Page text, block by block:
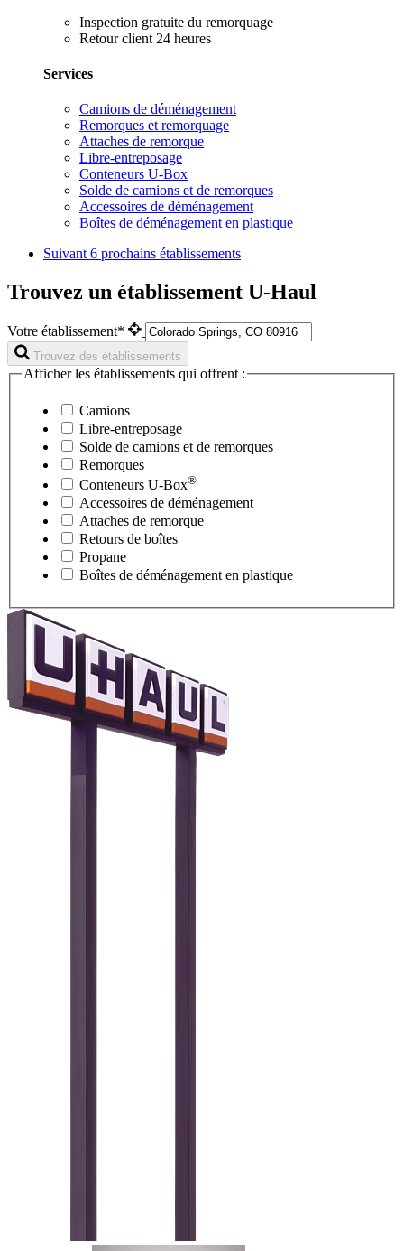
Inspection gratuite du remorquage
Retour client 24 heures
Services
Camions de déménagement
Remorques et remorquage
Attaches de remorque
Libre-entreposage
Conteneurs U-Box
Solde de camions et de remorques
Accessoires de déménagement
Boîtes de déménagement en plastique
Suivant 6 prochains établissements
Trouvez un établissement U-Haul
Votre établissement*
Trouvez des établissements
Afficher les établissements qui offrent :
Camions
Libre-entreposage
Solde de camions et de remorques
Remorques
Conteneurs U-Box®
Accessoires de déménagement
Attaches de remorque
Retours de boîtes
Propane
Boîtes de déménagement en plastique